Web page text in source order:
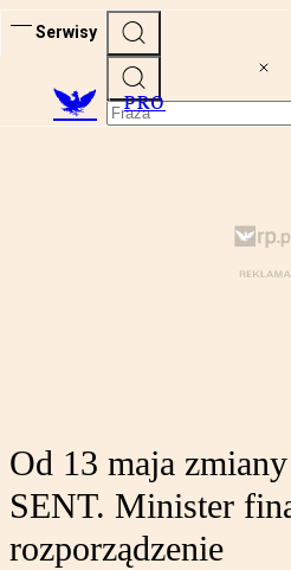
Serwisy
PRO
Od 13 maja
SENT. Minister
rozporządzenie